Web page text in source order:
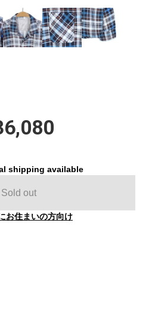
shipping available
Sold out
お住まいの方向け